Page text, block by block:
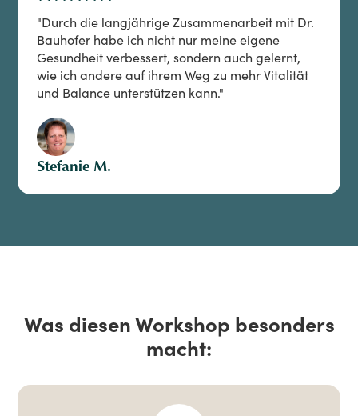
"Durch die langjährige Zusammenarbeit mit Dr.
Bauhofer habe ich nicht nur meine eigene
Gesundheit verbessert, sondern auch gelernt,
wie ich andere auf ihrem Weg zu mehr Vitalität
und Balance unterstützen kann."
Stefanie M.
Was diesen Workshop besonders
macht: